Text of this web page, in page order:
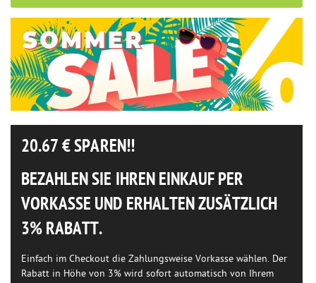
20.67€ SPAREN!!
BEZAHLEN SIE IHREN EINKAUF PER
VORKASSE UND ERHALTEN ZUSÄTZLICH
3% RABATT.
Einfach im Checkout die Zahlungsweise Vorkasse wählen. Der
Rabatt in Höhe von 3% wird sofort automatisch von Ihrem